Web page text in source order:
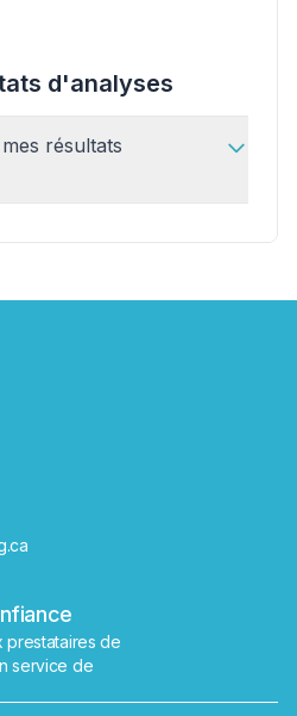
d'analyses
résultats
prestataires de
service de
✕